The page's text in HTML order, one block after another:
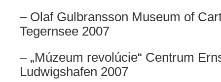
– Olaf Gulbransson Museum of
Tegernsee 2007
– „Múzeum revolúcie“ Centrum
Ludwigshafen 2007